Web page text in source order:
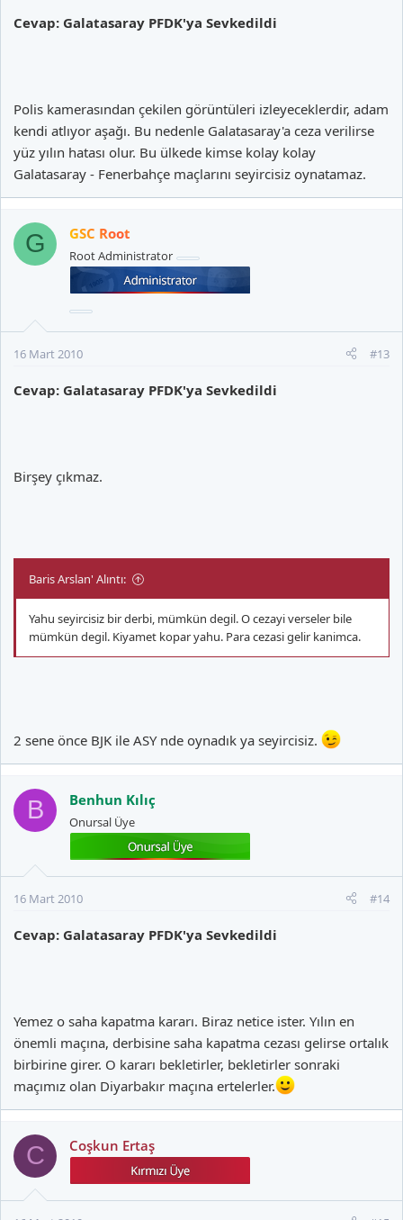
Cevap: Galatasaray PFDK'ya Sevkedildi
Polis kamerasından çekilen görüntüleri izleyeceklerdir, adam
kendi atlıyor aşağı. Bu nedenle Galatasaray'a ceza verilirse
yüz yılın hatası olur. Bu ülkede kimse kolay kolay
Galatasaray - Fenerbahçe maçlarını seyircisiz oynatamaz.
G GSC Root
Root Administrator
16 Mart 2010 #13
Cevap: Galatasaray PFDK'ya Sevkedildi
Birşey çıkmaz.
Baris Arslan' Alıntı:
Yahu seyircisiz bir derbi, mümkün degil. O cezayi verseler bile
mümkün degil. Kiyamet kopar yahu. Para cezasi gelir kanimca.
2 sene önce BJK ile ASY nde oynadık ya seyircisiz.
B Benhun Kılıç
Onursal Üye
16 Mart 2010 #14
Cevap: Galatasaray PFDK'ya Sevkedildi
Yemez o saha kapatma kararı. Biraz netice ister. Yılın en
önemli maçına, derbisine saha kapatma cezası gelirse ortalık
birbirine girer. O kararı bekletirler, bekletirler sonraki
maçımız olan Diyarbakır maçına ertelerler.
C Coşkun Ertaş